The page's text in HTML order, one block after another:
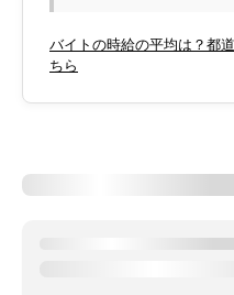
バイトの時給の平均は？都
ちら